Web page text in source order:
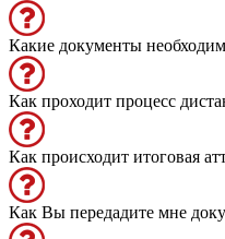
Какие документы
Как проходит процесс
Как происходит итоговая
Как Вы передадите мне